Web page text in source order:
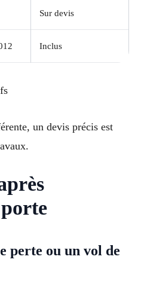
Sur devis
Inclus
un devis précis est
perte ou un vol de